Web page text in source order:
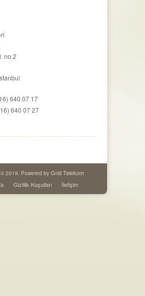
no.2
640 07 17
640 07 27
2019. Powered by Grid Telekom
Gizlilik Koşulları İletişim